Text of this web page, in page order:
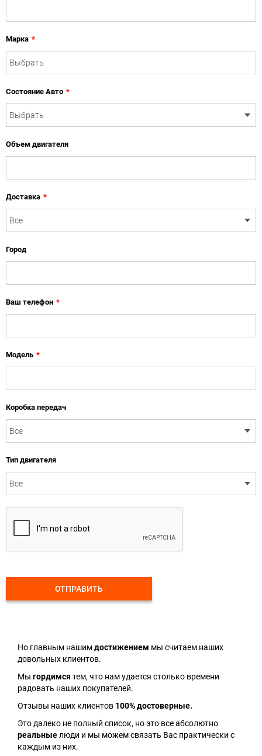
Марка *
Состояние Авто *
Объем двигателя
Доставка *
Город
Ваш телефон *
Модель *
Коробка передач
Тип двигателя
ОТПРАВИТЬ
Но главным нашимдостижением мы считаем наших
довольных клиентов.
Мы гордимся тем, что нам удается столько времени
радовать наших покупателей.
Отзывы наших клиентов 100% достоверные.
Это далеко не полный список, но это все абсолютно
реальныелюди и мы можем связать Вас практически с
каждым из них.